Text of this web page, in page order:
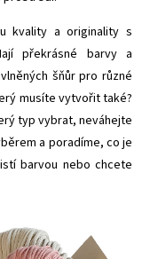
kvality a originality s
překrásné barvy a
šňůr pro různé
musíte vytvořit také?
typ vybrat, neváhejte
a poradíme, co je
barvou nebo chcete